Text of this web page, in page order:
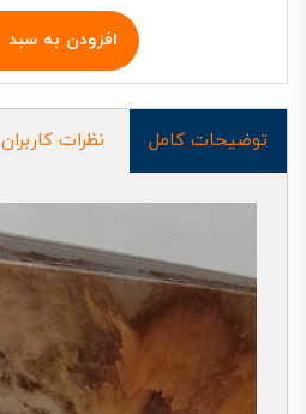
افزودن به سبد
توضیحات کامل نظرات کاربران